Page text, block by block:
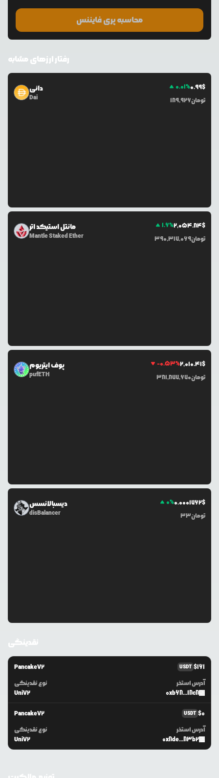
محاسبه پری فایننس
رفتار ارزهای مشابه
دائی
Dai
0.01%0.99$
189,926تومان
مانتل استیکد اتر
Mantle Staked Ether
1.6%2,054.84$
390,317,069تومان
پوف ایتریوم
pufETH
-0.53%2,010.41$
381,877,670تومان
دیسبالانسس
disBalancer
0%0.0001762$
33تومان
نقدینگی
PancakeV2 USDT $161
نوع نقدینگی
UniV2
آدرس استخر
0xb68...18c8
PancakeV2 USDT $0
نوع نقدینگی
UniV2
آدرس استخر
0x8de...83b2